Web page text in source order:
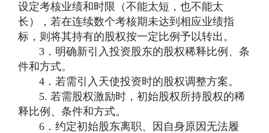
设定考核业绩和时限（不能太短，也不能太
长），若在连续数个考核期未达到相应业绩指
标，则将其持有的股权按一定比例予以转出。
3．明确新引入投资股东的股权稀释比例、条
件和方式。
4．若需引入天使投资时的股权调整方案。
5. 若需股权激励时，初始股权所持股权的稀
释比例、条件和方式。
6．约定初始股东离职、因自身原因无法履